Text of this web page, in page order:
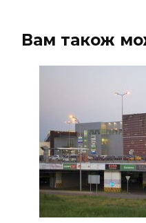
Вам також